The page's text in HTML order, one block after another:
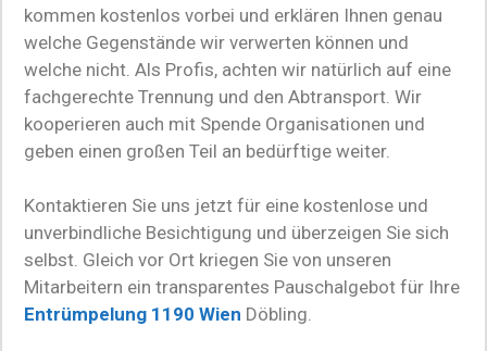
kommen kostenlos vorbei und erklären Ihnen genau
welche Gegenstände wir verwerten können und
welche nicht. Als Profis, achten wir natürlich auf eine
fachgerechte Trennung und den Abtransport. Wir
kooperieren auch mit Spende Organisationen und
geben einen großen Teil an bedürftige weiter.
Kontaktieren Sie uns jetzt für eine kostenlose und
unverbindliche Besichtigung und überzeigen Sie sich
selbst. Gleich vor Ort kriegen Sie von unseren
Mitarbeitern ein transparentes Pauschalgebot für Ihre
Entrümpelung 1190 Wien Döbling.